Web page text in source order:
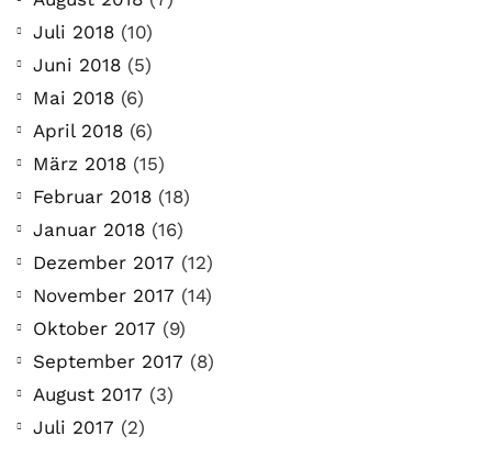
Juli 2018 (10)
Juni 2018 (5)
Mai 2018 (6)
April 2018 (6)
März 2018 (15)
Februar 2018 (18)
Januar 2018 (16)
Dezember 2017 (12)
November 2017 (14)
Oktober 2017 (9)
September 2017 (8)
August 2017 (3)
Juli 2017 (2)